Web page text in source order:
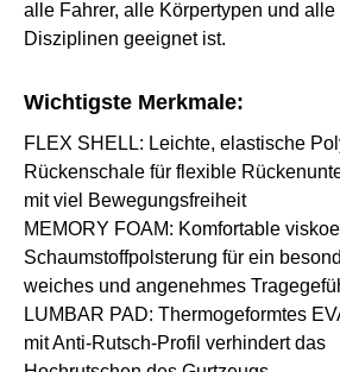
alle Fahrer, alle Körpertypen und alle
Disziplinen geeignet ist.
Wichtigste Merkmale:
FLEX SHELL: Leichte, elastische
Rückenschale für flexible
mit viel Bewegungsfreiheit
MEMORY FOAM: Komfortable
Schaumstoffpolsterung für ein
weiches und angenehmes
LUMBAR PAD: Thermogeformtes
mit Anti-Rutsch-Profil verhindert das